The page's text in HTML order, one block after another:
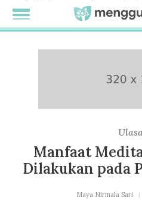
Manfaat
Dilakukan pada
Maya Nirmala Sari